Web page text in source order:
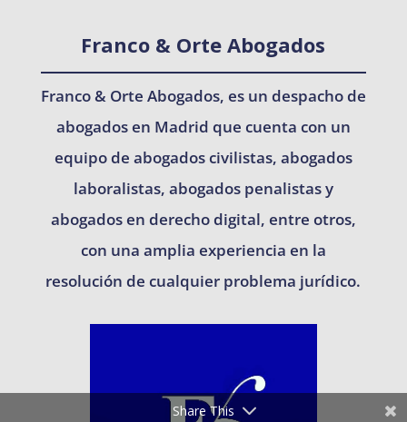
Franco & Orte Abogados
Franco & Orte Abogados, es un despacho de
abogados en Madrid que cuenta con un
equipo de abogados civilistas, abogados
laboralistas, abogados penalistas y
abogados en derecho digital, entre otros,
con una amplia experiencia en la
resolución de cualquier problema jurídico.
Share This